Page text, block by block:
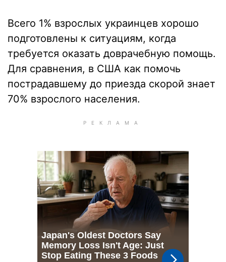
Всего 1% взрослых украинцев хорошо
подготовлены к ситуациям, когда
требуется оказать доврачебную помощь.
Для сравнения, в США как помочь
пострадавшему до приезда скорой знает
70% взрослого населения.